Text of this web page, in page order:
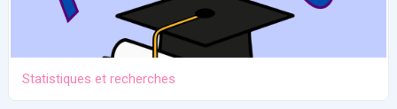
Statistiques et recherches